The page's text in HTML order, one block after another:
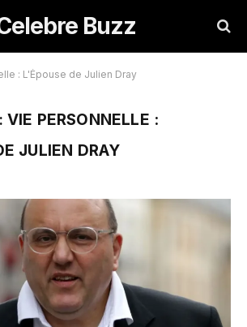
Buzz
: L'Épouse de Julien Dray
VIE PERSONNELLE :
JULIEN DRAY